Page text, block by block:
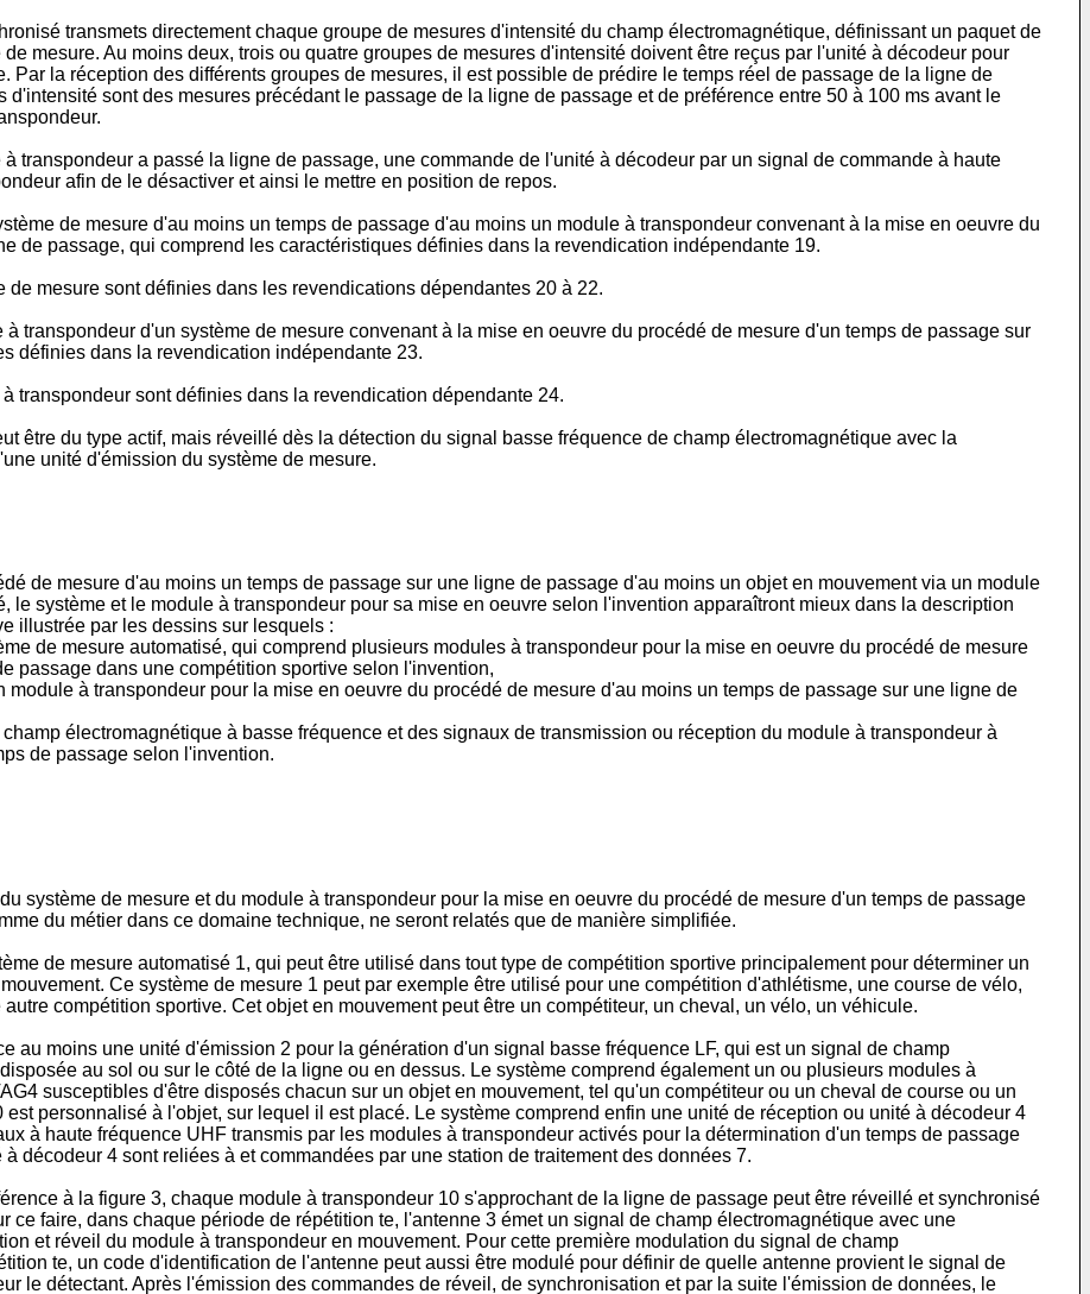
transmets directement chaque groupe de mesures d'intensité du champ électromagnétique, définissant un paquet de
mesure. Au moins deux, trois ou quatre groupes de mesures d'intensité doivent être reçus par l'unité à décodeur pour
Par la réception des différents groupes de mesures, il est possible de prédire le temps réel de passage de la ligne de
sont des mesures précédant le passage de la ligne de passage et de préférence entre 50 à 100 ms avant le
transpondeur a passé la ligne de passage, une commande de l'unité à décodeur par un signal de commande à haute
afin de le désactiver et ainsi le mettre en position de repos.
de mesure d'au moins un temps de passage d'au moins un module à transpondeur convenant à la mise en oeuvre du
de passage, qui comprend les caractéristiques définies dans la revendication indépendante 19.
mesure sont définies dans les revendications dépendantes 20 à 22.
transpondeur d'un système de mesure convenant à la mise en oeuvre du procédé de mesure d'un temps de passage sur
définies dans la revendication indépendante 23.
transpondeur sont définies dans la revendication dépendante 24.
être du type actif, mais réveillé dès la détection du signal basse fréquence de champ électromagnétique avec la
unité d'émission du système de mesure.
de mesure d'au moins un temps de passage sur une ligne de passage d'au moins un objet en mouvement via un module
le système et le module à transpondeur pour sa mise en oeuvre selon l'invention apparaîtront mieux dans la description
illustrée par les dessins sur lesquels :
de mesure automatisé, qui comprend plusieurs modules à transpondeur pour la mise en oeuvre du procédé de mesure
passage dans une compétition sportive selon l'invention,
module à transpondeur pour la mise en oeuvre du procédé de mesure d'au moins un temps de passage sur une ligne de
électromagnétique à basse fréquence et des signaux de transmission ou réception du module à transpondeur à
de passage selon l'invention.
système de mesure et du module à transpondeur pour la mise en oeuvre du procédé de mesure d'un temps de passage
du métier dans ce domaine technique, ne seront relatés que de manière simplifiée.
de mesure automatisé 1, qui peut être utilisé dans tout type de compétition sportive principalement pour déterminer un
Ce système de mesure 1 peut par exemple être utilisé pour une compétition d'athlétisme, une course de vélo,
compétition sportive. Cet objet en mouvement peut être un compétiteur, un cheval, un vélo, un véhicule.
au moins une unité d'émission 2 pour la génération d'un signal basse fréquence LF, qui est un signal de champ
au sol ou sur le côté de la ligne ou en dessus. Le système comprend également un ou plusieurs modules à
susceptibles d'être disposés chacun sur un objet en mouvement, tel qu'un compétiteur ou un cheval de course ou un
personnalisé à l'objet, sur lequel il est placé. Le système comprend enfin une unité de réception ou unité à décodeur 4
à haute fréquence UHF transmis par les modules à transpondeur activés pour la détermination d'un temps de passage
décodeur 4 sont reliées à et commandées par une station de traitement des données 7.
à la figure 3, chaque module à transpondeur 10 s'approchant de la ligne de passage peut être réveillé et synchronisé
ce faire, dans chaque période de répétition te, l'antenne 3 émet un signal de champ électromagnétique avec une
et réveil du module à transpondeur en mouvement. Pour cette première modulation du signal de champ
te, un code d'identification de l'antenne peut aussi être modulé pour définir de quelle antenne provient le signal de
le détectant. Après l'émission des commandes de réveil, de synchronisation et par la suite l'émission de données, le